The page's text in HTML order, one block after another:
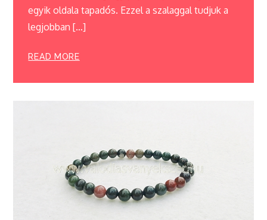
egyik oldala tapadós. Ezzel a szalaggal tudjuk a
legjobban […]
READ MORE